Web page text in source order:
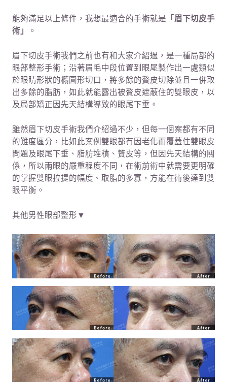
能夠滿足以上條件，我想最適合的手術就是 「眉下切皮手
術」
。
眉下切皮手術我們之前也有和大家介紹過，是一種局部的
眼部整形手術；沿著眉毛中段位置到眼尾製作出一處類似
於眼睛形狀的橢圓形切口，將多餘的贅皮切除並且一併取
出多餘的脂肪，如此就能露出被贅皮遮蔽住的雙眼皮，以
及局部矯正因先天結構導致的眼尾下垂。
雖然眉下切皮手術我們介紹過不少，但每一個案都有不同
的難度區分，比如此案例雙眼都有因老化而覆蓋住雙眼皮
問題及眼尾下垂、脂肪堆積、贅皮等，但因先天結構的關
係，所以兩眼的嚴重程度不同，在術前術中就需要更明確
的掌握雙眼拉提的幅度、取脂的多寡，方能在術後達到雙
眼平衡。
其他男性眼部整形▼